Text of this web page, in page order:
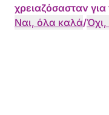
χρειαζόσασταν
Ναι, όλα καλά/Όχι,